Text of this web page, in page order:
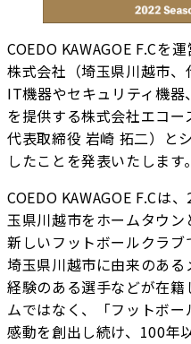
COEDO KAWAGOE F.Cを
株式会社（埼玉県川越市
IT機器やセキュリティ機
を提供する株式会社エコー
代表取締役 岩崎 拓二）と
したことを発表いたします。
COEDO KAWAGOE F.Cは
玉県川越市をホームタウ
新しいフットボールクラブ
埼玉県川越市に由来のあ
経験のある選手などが在
ムではなく、「フットボ
感動を創出し続け、100年